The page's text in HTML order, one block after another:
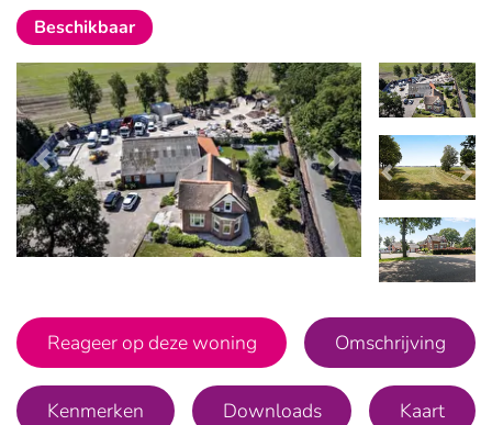
Beschikbaar
Vorige Volgende
Vorige
Reageer op deze woning Omschrijving
Kenmerken Downloads Kaart